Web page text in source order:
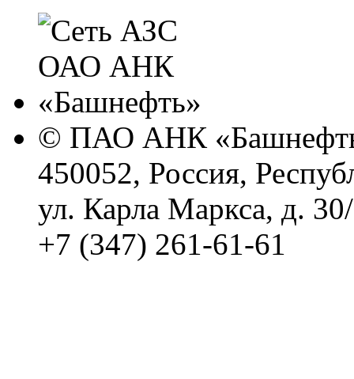
© ПАО АНК
450052, Россия,
ул. Карла Маркса, д.
+7 (347) 261-61-61